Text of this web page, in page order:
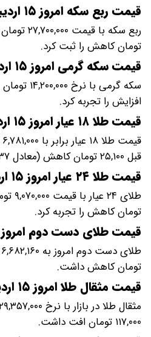
قیمت ربع سکه امروز ۱۵ اردیبهشت ۱۴۰۴
تومان کاهش را ثبت کرد.
قیمت سکه گرمی امروز ۱۵ اردیبهشت ۱۴۰۴
افزایش را تجربه کرد.
قیمت طلا ۱۸ عیار امروز ۱۵ اردیبهشت ۱۴۰۴
قبل ۲۵,۱۰۰ تومان کاهش (معادل ۰.۳۷٪) داشت.
قیمت طلا ۲۴ عیار امروز ۱۵ اردیبهشت ۱۴۰۴
تومان کاهش را تجربه کرد.
قیمت طلای دست دوم امروز ۱۵ اردیبهشت ۱۴۰۴
تومان کاهش داشت.
قیمت مثقال طلا امروز ۱۵ اردیبهشت ۱۴۰۴
۱۱۷,۰۰۰ تومان افت داشت.